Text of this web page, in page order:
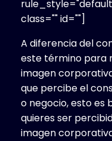
class="" id=""]
A diferencia del
este término para
imagen
que percibe el
o negocio, esto es
quieres ser
imagen